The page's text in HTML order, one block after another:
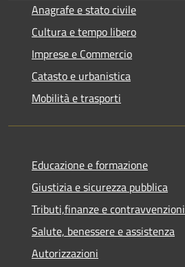
Anagrafe e stato civile
Cultura e tempo libero
Imprese e Commercio
Catasto e urbanistica
Mobilità e trasporti
Educazione e formazione
Giustizia e sicurezza pubblica
Tributi,finanze e contravvenzioni
Salute, benessere e assistenza
Autorizzazioni